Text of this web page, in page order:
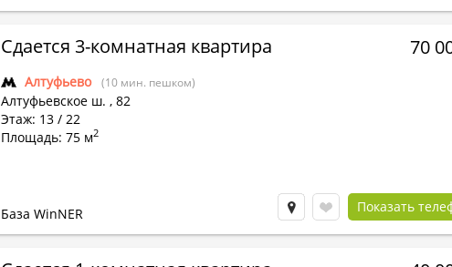
Сдается 3-комнатная квартира
Алтуфьево (10 мин. пешком)
Алтуфьевское ш. , 82
Этаж: 13 / 22
Площадь: 75 м2
70
База WinNER Показать